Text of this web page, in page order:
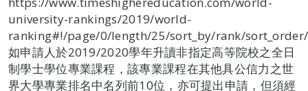
university-rankings/2019/world-
ranking#!/page/0/length/25/sort_by/rank/
如申請人於2019/2020學年升讀非指定高等院校之全日
制學士學位專業課程，該專業課程在其他具公信力之世
界大學專業排名中名列前10位，亦可提出申請，但須經